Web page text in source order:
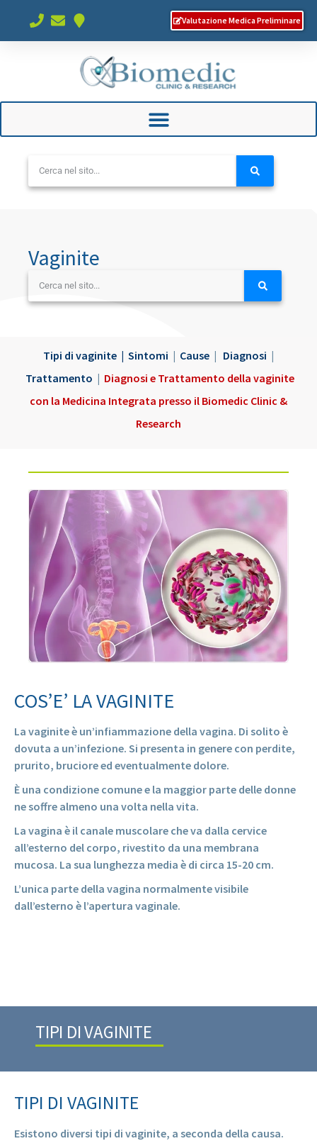
Valutazione Medica Preliminare
Vaginite
Tipi di vaginite | Sintomi | Cause | Diagnosi |
Trattamento | Diagnosi e Trattamento della vaginite
con la Medicina Integrata presso il Biomedic Clinic &
Research
COS’E’ LA VAGINITE
La vaginite è un’infiammazione della vagina. Di solito è
dovuta a un’infezione. Si presenta in genere con perdite,
prurito, bruciore ed eventualmente dolore.
È una condizione comune e la maggior parte delle donne
ne soffre almeno una volta nella vita.
La vagina è il canale muscolare che va dalla cervice
all’esterno del corpo, rivestito da una membrana
mucosa. La sua lunghezza media è di circa 15-20 cm.
L’unica parte della vagina normalmente visibile
dall’esterno è l’apertura vaginale.
TIPI DI VAGINITE
TIPI DI VAGINITE
Esistono diversi tipi di vaginite, a seconda della causa.